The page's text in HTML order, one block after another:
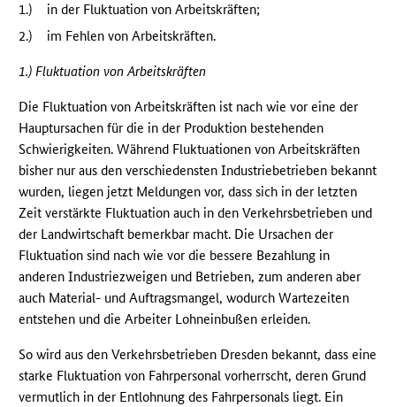
1.)
in der Fluktuation von Arbeitskräften;
2.)
im Fehlen von Arbeitskräften.
1.) Fluktuation von Arbeitskräften
Die Fluktuation von Arbeitskräften ist nach wie vor eine der
Hauptursachen für die in der Produktion bestehenden
Schwierigkeiten. Während Fluktuationen von Arbeitskräften
bisher nur aus den verschiedensten Industriebetrieben bekannt
wurden, liegen jetzt Meldungen vor, dass sich in der letzten
Zeit verstärkte Fluktuation auch in den Verkehrsbetrieben und
der Landwirtschaft bemerkbar macht. Die Ursachen der
Fluktuation sind nach wie vor die bessere Bezahlung in
anderen Industriezweigen und Betrieben, zum anderen aber
auch Material- und Auftragsmangel, wodurch Wartezeiten
entstehen und die Arbeiter Lohneinbußen erleiden.
So wird aus den Verkehrsbetrieben Dresden bekannt, dass eine
starke Fluktuation von Fahrpersonal vorherrscht, deren Grund
vermutlich in der Entlohnung des Fahrpersonals liegt. Ein